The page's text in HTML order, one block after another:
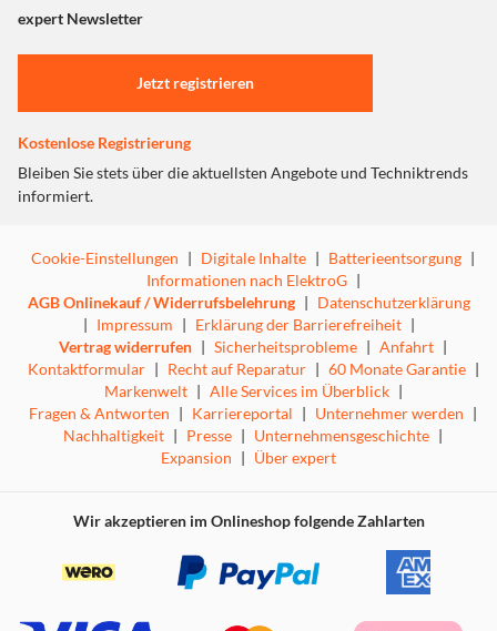
"Marketing".
Einstellungen anpassen
expert Newsletter
Jetzt registrieren
Kostenlose Registrierung
Bleiben Sie stets über die aktuellsten Angebote und Techniktrends
informiert.
Cookie-Einstellungen | Digitale Inhalte | Batterieentsorgung |
Informationen nach ElektroG |
AGB Onlinekauf / Widerrufsbelehrung | Datenschutzerklärung
| Impressum | Erklärung der Barrierefreiheit |
Vertrag widerrufen | Sicherheitsprobleme | Anfahrt |
Kontaktformular | Recht auf Reparatur | 60 Monate Garantie |
Markenwelt | Alle Services im Überblick |
Fragen & Antworten | Karriereportal | Unternehmer werden |
Nachhaltigkeit | Presse | Unternehmensgeschichte |
Expansion | Über expert
Wir akzeptieren im Onlineshop folgende Zahlarten